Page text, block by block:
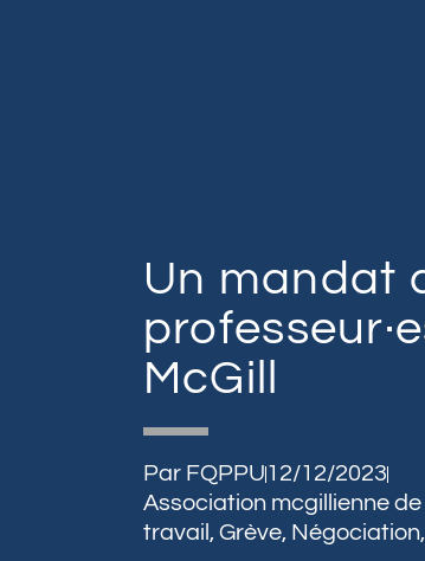
Un mandat
McGill
ParFQPPU12/12/2023
Association mcgillienne
travail , Grève, Négociation,